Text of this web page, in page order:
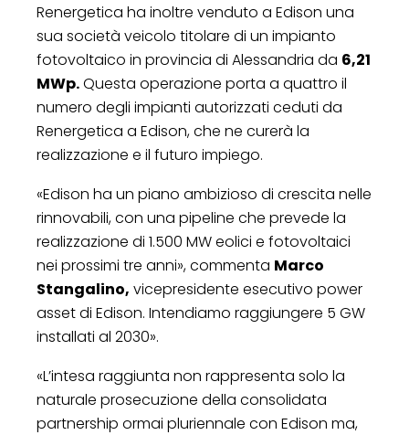
Renergetica ha inoltre venduto a Edison una
sua società veicolo titolare di un impianto
fotovoltaico in provincia di Alessandria da 6,21
MWp.Questa operazione porta a quattro il
numero degli impianti autorizzati ceduti da
Renergetica a Edison, che ne curerà la
realizzazione e il futuro impiego.
«Edison ha un piano ambizioso di crescita nelle
rinnovabili, con una pipeline che prevede la
realizzazione di 1.500 MW eolici e fotovoltaici
nei prossimi tre anni», commenta Marco
Stangalino, vicepresidente esecutivo power
asset di Edison. Intendiamo raggiungere 5 GW
installati al 2030».
«L’intesa raggiunta non rappresenta solo la
naturale prosecuzione della consolidata
partnership ormai pluriennale con Edison ma,